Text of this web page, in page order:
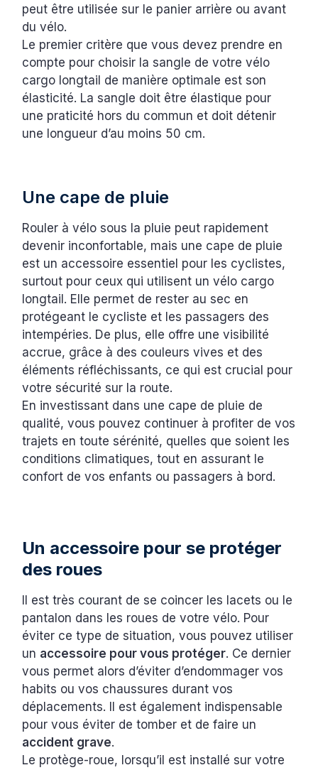
peut être utilisée sur le panier arrière ou avant
du vélo.
Le premier critère que vous devez prendre en
compte pour choisir la sangle de votre vélo
cargo longtail de manière optimale est son
élasticité. La sangle doit être élastique pour
une praticité hors du commun et doit détenir
une longueur d’au moins 50 cm.
Une cape de pluie
Rouler à vélo sous la pluie peut rapidement
devenir inconfortable, mais une cape de pluie
est un accessoire essentiel pour les cyclistes,
surtout pour ceux qui utilisent un vélo cargo
longtail. Elle permet de rester au sec en
protégeant le cycliste et les passagers des
intempéries. De plus, elle offre une visibilité
accrue, grâce à des couleurs vives et des
éléments réfléchissants, ce qui est crucial pour
votre sécurité sur la route.
En investissant dans une cape de pluie de
qualité, vous pouvez continuer à profiter de vos
trajets en toute sérénité, quelles que soient les
conditions climatiques, tout en assurant le
confort de vos enfants ou passagers à bord.
Un accessoire pour se protéger
des roues
Il est très courant de se coincer les lacets ou le
pantalon dans les roues de votre vélo. Pour
éviter ce type de situation, vous pouvez utiliser
un accessoire pour vous protéger. Ce dernier
vous permet alors d’éviter d’endommager vos
habits ou vos chaussures durant vos
déplacements. Il est également indispensable
pour vous éviter de tomber et de faire un
accident grave.
Le protège-roue, lorsqu’il est installé sur votre